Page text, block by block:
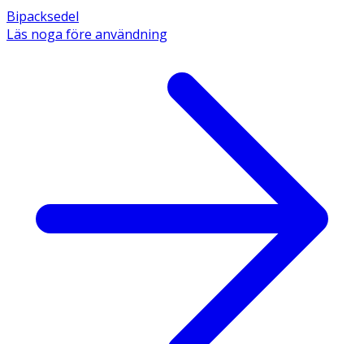
Bipacksedel
Läs noga före användning